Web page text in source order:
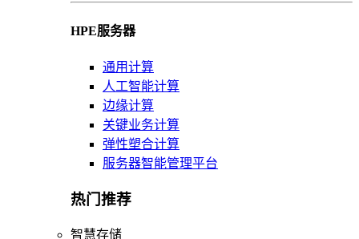
HPE服务器
通用计算
人工智能计算
边缘计算
关键业务计算
弹性塑合计算
服务器智能管理平台
热门推荐
智慧存储